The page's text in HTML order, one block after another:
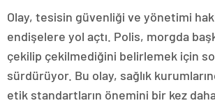
Olay, tesisin güvenliği ve yönetimi
endişelere yol açtı. Polis, morgda
çekilip çekilmediğini belirlemek için
sürdürüyor. Bu olay, sağlık
etik standartların önemini bir kez